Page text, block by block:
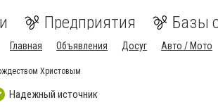
Предприятия Базы
Главная Объявления Досуг Авто / Мото
Христовым
Надежный источник